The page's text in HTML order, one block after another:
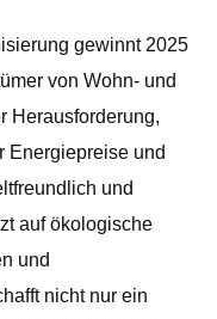
gewinnt 2025
von Wohn- und
Herausforderung,
Energiepreise und
und
auf ökologische
und
nicht nur ein